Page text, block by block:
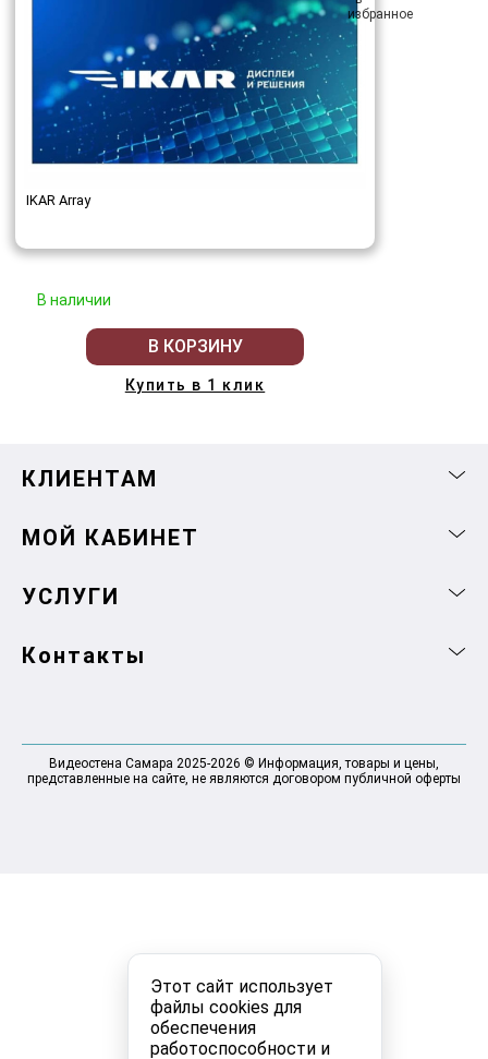
Этот сайт использует
файлы cookies для
обеспечения
работоспособности и
IKAR Array
В наличии
В КОРЗИНУ
Купить в 1 клик
КЛИЕНТАМ
МОЙ КАБИНЕТ
УСЛУГИ
Контакты
Видеостена Самара 2025-2026 © Информация, товары и цены,
представленные на сайте, не являются договором публичной оферты